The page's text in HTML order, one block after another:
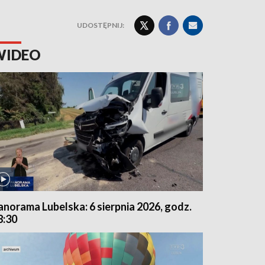
UDOSTĘPNIJ:
Lubelska: 6 sierpnia 2026, godz.